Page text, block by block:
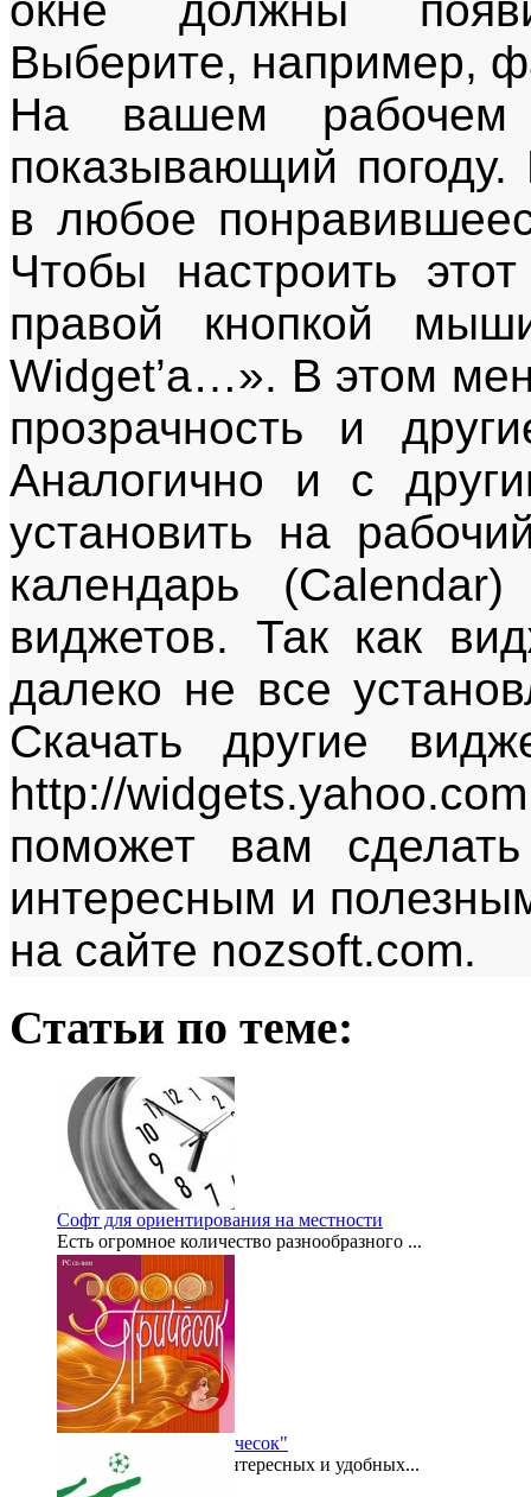
Выберите, например,
На вашем рабочем
показывающий
в любое
Чтобы настроить
правой кнопкой
Widget’а…». В этом
прозрачность и
Аналогично и с
установить на
календарь
виджетов. Так как
далеко не все
Скачать другие
http://
поможет вам
интересным и
на сайте nozsoft.com.
Статьи по теме:
Софт для ориентирования на местности
Есть огромное количество разнообразного ...
2012-06-04
Программа "3000 причесок"
Одной из наиболее интересных и удобных...
2012-04-02